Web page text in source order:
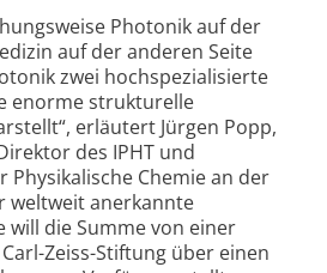
Photonik auf der
auf der anderen Seite
zwei hochspezialisierte
enorme strukturelle
erläutert Jürgen Popp,
des IPHT und
Chemie an der
weltweit anerkannte
will die Summe von einer
Zeiss-Stiftung über einen